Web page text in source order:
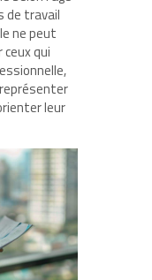
de travail
ne peut
qui
leur